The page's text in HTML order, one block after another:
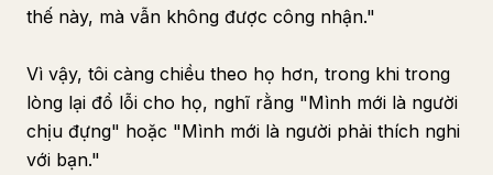
thế này, mà vẫn không được công nhận."
Vì vậy, tôi càng chiều theo họ hơn, trong khi trong
lòng lại đổ lỗi cho họ, nghĩ rằng "Mình mới là người
chịu đựng" hoặc "Mình mới là người phải thích nghi
với bạn."